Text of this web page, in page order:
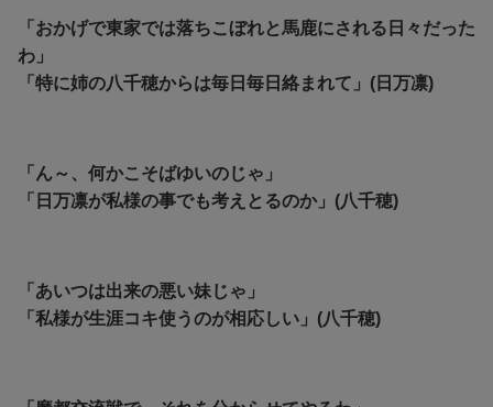
「おかげで東家では落ちこぼれと馬鹿にされる日々だった
わ」
「特に姉の八千穂からは毎日毎日絡まれて」(日万凛)
「ん～、何かこそばゆいのじゃ」
「日万凛が私様の事でも考えとるのか」(八千穂)
「あいつは出来の悪い妹じゃ」
「私様が生涯コキ使うのが相応しい」(八千穂)